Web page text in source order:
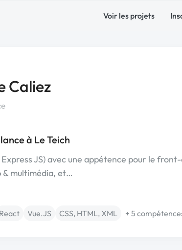
Voir les projets
Caliez
à Le Teich
JS) avec une appétence pour le
multimédia, et…
React Vue.JS CSS, HTML, XML + 5